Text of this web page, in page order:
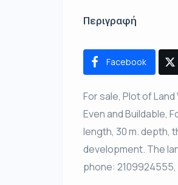
Περιγραφή
Facebook
For sale, Plot of Land
Εven and Βuildable,
length, 30 m. depth,
development. The
phone: